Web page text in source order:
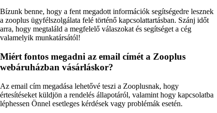
Bízunk benne, hogy a fent megadott információk segítségedre lesznek
a zooplus ügyfélszolgálata felé történő kapcsolattartásban. Szánj időt
arra, hogy megtaláld a megfelelő válaszokat és segítséget a cég
valamelyik munkatársától!
Miért fontos megadni az email címét a Zooplus
webáruházban vásárláskor?
Az email cím megadása lehetővé teszi a Zooplusnak, hogy
értesítéseket küldjön a rendelés állapotáról, valamint hogy kapcsolatba
léphessen Önnel esetleges kérdések vagy problémák esetén.